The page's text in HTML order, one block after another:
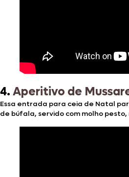
4.Aperitivo de
Essa entrada para ceia de Natal
de búfala, servido com molho